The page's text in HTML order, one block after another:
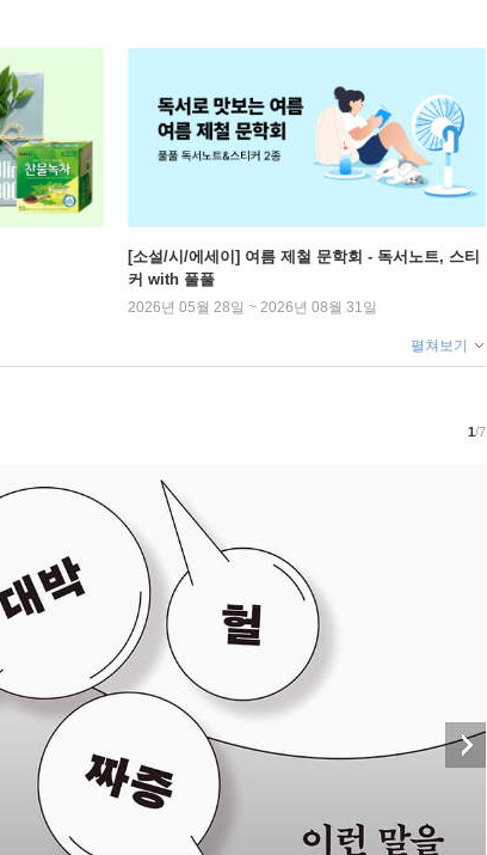
[소설/시/에세이] 여름 제철 문학회 - 독서노트, 스티
커 with 풀풀
2026년 05월 28일 ~ 2026년 08월 31일
펼쳐보기
1/7